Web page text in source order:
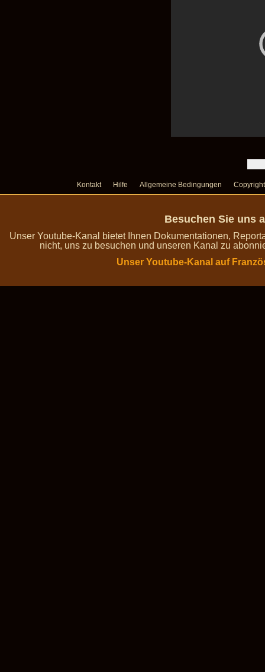
Kontakt Hilfe Allgemeine Bedingungen Copyright
Besuchen Sie uns
Unser Youtube-Kanal bietet Ihnen Dokumentationen,
nicht, uns zu besuchen und unseren Kanal zu
Unser Youtube-Kanal auf